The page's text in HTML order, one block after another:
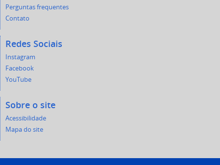
Perguntas frequentes
Contato
Redes Sociais
Instagram
Facebook
YouTube
Sobre o site
Acessibilidade
Mapa do site